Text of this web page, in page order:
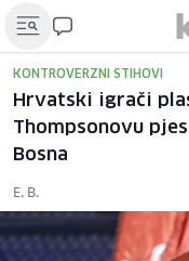
KONTROVERZNI STIHOVI
Hrvatski igrači
Thompsonovu
Bosna
E. B.